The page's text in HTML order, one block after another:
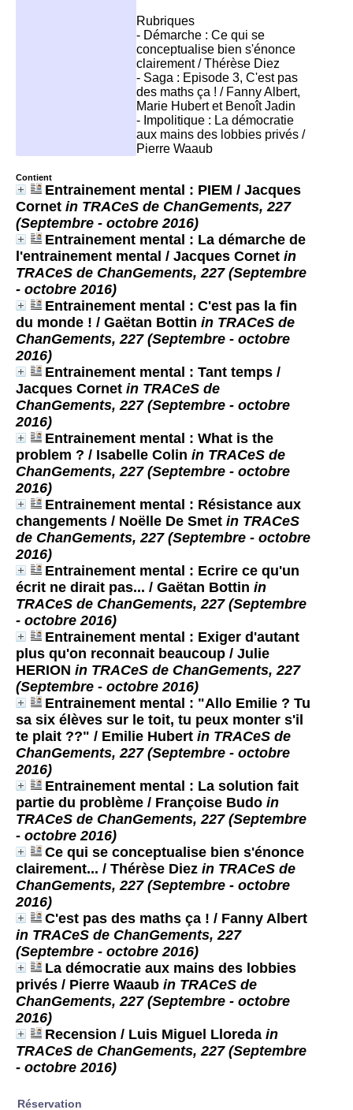
Rubriques
- Démarche : Ce qui se
conceptualise bien s'énonce
clairement / Thérèse Diez
- Saga : Episode 3, C'est pas
des maths ça ! / Fanny Albert,
Marie Hubert et Benoît Jadin
- Impolitique : La démocratie
aux mains des lobbies privés /
Pierre Waaub
Contient
Entrainement mental : PIEM / Jacques
Cornet in TRACeS de ChanGements, 227
(Septembre - octobre 2016)
Entrainement mental : La démarche de
l'entrainement mental / Jacques Cornet in
TRACeS de ChanGements, 227 (Septembre
- octobre 2016)
Entrainement mental : C'est pas la fin
du monde ! / Gaëtan Bottin in TRACeS de
ChanGements, 227 (Septembre - octobre
2016)
Entrainement mental : Tant temps /
Jacques Cornet in TRACeS de
ChanGements, 227 (Septembre - octobre
2016)
Entrainement mental : What is the
problem ? / Isabelle Colin in TRACeS de
ChanGements, 227 (Septembre - octobre
2016)
Entrainement mental : Résistance aux
changements / Noëlle De Smet in TRACeS
de ChanGements, 227 (Septembre - octobre
2016)
Entrainement mental : Ecrire ce qu'un
écrit ne dirait pas... / Gaëtan Bottin in
TRACeS de ChanGements, 227 (Septembre
- octobre 2016)
Entrainement mental : Exiger d'autant
plus qu'on reconnait beaucoup / Julie
HERION in TRACeS de ChanGements, 227
(Septembre - octobre 2016)
Entrainement mental : "Allo Emilie ? Tu
sa six élèves sur le toit, tu peux monter s'il
te plait ??" / Emilie Hubert in TRACeS de
ChanGements, 227 (Septembre - octobre
2016)
Entrainement mental : La solution fait
partie du problème / Françoise Budo in
TRACeS de ChanGements, 227 (Septembre
- octobre 2016)
Ce qui se conceptualise bien s'énonce
clairement... / Thérèse Diez in TRACeS de
ChanGements, 227 (Septembre - octobre
2016)
C'est pas des maths ça ! / Fanny Albert
in TRACeS de ChanGements, 227
(Septembre - octobre 2016)
La démocratie aux mains des lobbies
privés / Pierre Waaub in TRACeS de
ChanGements, 227 (Septembre - octobre
2016)
Recension / Luis Miguel Lloreda in
TRACeS de ChanGements, 227 (Septembre
- octobre 2016)
Réservation